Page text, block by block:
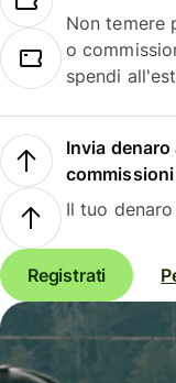
Non temere
o
spendi
Invia
commissioni
Il tuo
Registrati